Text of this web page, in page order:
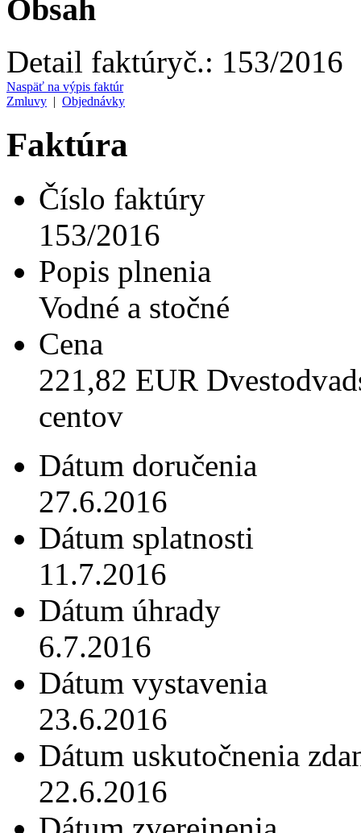
Obsah
Detail faktúryč.: 153/2016
Naspäť na výpis faktúr
Zmluvy | Objednávky
Faktúra
Číslo faktúry
153/2016
Popis plnenia
Vodné a stočné
Cena
221,82 EUR
centov
Dátum doručenia
27.6.2016
Dátum splatnosti
11.7.2016
Dátum úhrady
6.7.2016
Dátum vystavenia
23.6.2016
Dátum uskutočnenia
22.6.2016